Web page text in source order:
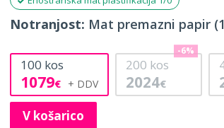
Notranjost: Mat premazni papir
100 kos
1079€
200 kos
2024€
-6%
V košarico